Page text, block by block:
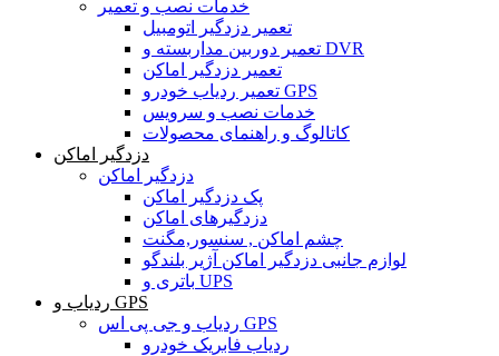
خدمات نصب و تعمیر
تعمیر دزدگیر اتومبیل
تعمیر دوربین مداربسته و DVR
تعمیر دزدگیر اماکن
تعمیر ردیاب خودرو GPS
خدمات نصب و سرویس
کاتالوگ و راهنمای محصولات
دزدگیر اماکن
دزدگیر اماکن
پک دزدگیر اماکن
دزدگیرهای اماکن
چشم اماکن , سنسور,مگنت
لوازم جانبی دزدگیر اماکن آژیر بلندگو
باتری و UPS
ردیاب و GPS
ردیاب و جی پی اس GPS
ردیاب فابریک خودرو